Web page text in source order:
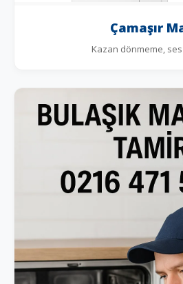
Çamaşır
Kazan dönmeme,